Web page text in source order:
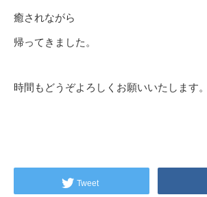
癒されながら
帰ってきました。
時間もどうぞよろしくお願いいたします。
Tweet